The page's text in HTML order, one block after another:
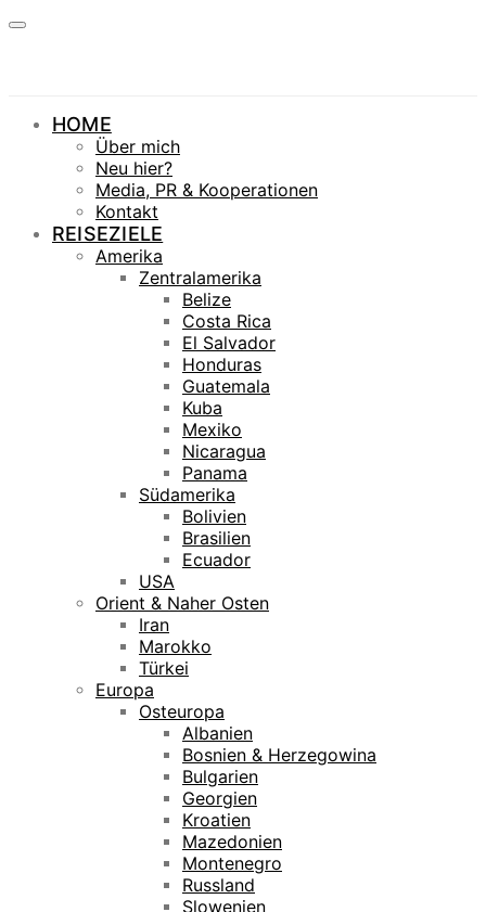
HOME
Über mich
Neu hier?
Media, PR & Kooperationen
Kontakt
REISEZIELE
Amerika
Zentralamerika
Belize
Costa Rica
El Salvador
Honduras
Guatemala
Kuba
Mexiko
Nicaragua
Panama
Südamerika
Bolivien
Brasilien
Ecuador
USA
Orient & Naher Osten
Iran
Marokko
Türkei
Europa
Osteuropa
Albanien
Bosnien & Herzegowina
Bulgarien
Georgien
Kroatien
Mazedonien
Montenegro
Russland
Slowenien